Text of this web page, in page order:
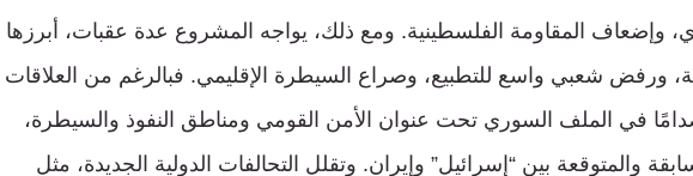
وإضعاف المقاومة الفلسطينية. ومع ذلك، يواجه المشروع عدة عقبات، أبرزها
ورفض شعبي واسع للتطبيع، وصراع السيطرة الإقليمي. فبالرغم من العلاقات
في الملف السوري تحت عنوان الأمن القومي ومناطق النفوذ والسيطرة،
والمتوقعة بين “إسرائيل” وإيران. وتقلل التحالفات الدولية الجديدة، مثل